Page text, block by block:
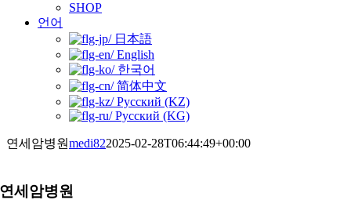
SHOP
언어
日本語
English
한국어
简体中文
Русский (KZ)
Русский (KG)
연세암병원medi822025-02-28T06:44:49+00:00
연세암병원